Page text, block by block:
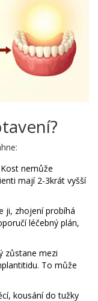
nemůže
mají 2-3krát vyšší
ji, zhojení probíhá
léčebný plán,
zůstane mezi
To může
kousání do tužky